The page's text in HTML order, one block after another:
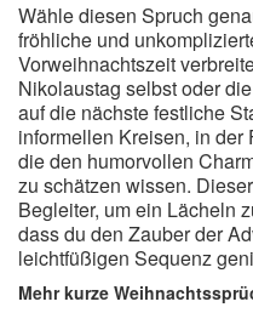
Wähle diesen Spruch
fröhliche und
Vorweihnachtszeit
Nikolaustag selbst oder
auf die nächste festliche
informellen Kreisen, in der
die den humorvollen
zu schätzen wissen.
Begleiter, um ein Lächeln
dass du den Zauber der
leichtfüßigen Sequenz
Mehr kurze